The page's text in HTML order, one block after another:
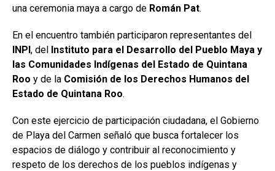
una ceremonia maya a cargo de Román Pat.
En el encuentro también participaron representantes del
INPI, del Instituto para el Desarrollo del Pueblo Maya y
las Comunidades Indígenas del Estado de Quintana
Roo y de la Comisión de los Derechos Humanos del
Estado de Quintana Roo.
Con este ejercicio de participación ciudadana, el Gobierno
de Playa del Carmen señaló que busca fortalecer los
espacios de diálogo y contribuir al reconocimiento y
respeto de los derechos de los pueblos indígenas y